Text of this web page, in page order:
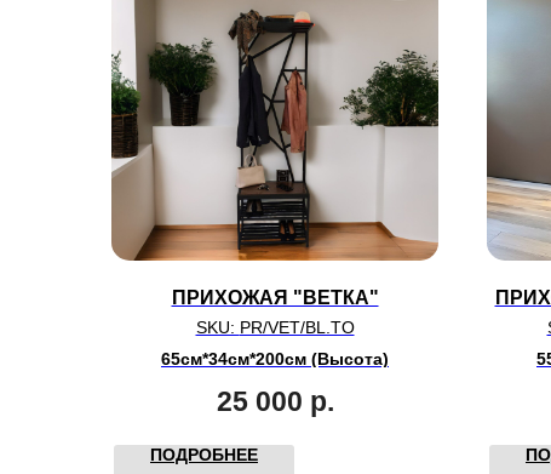
ПРИХОЖАЯ "ВЕТКА"
SKU: PR/VET/BL.TO
65см*34см*200см (Высота)
25 000 р.
ПОДРОБНЕЕ